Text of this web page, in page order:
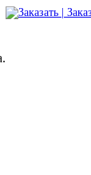
|